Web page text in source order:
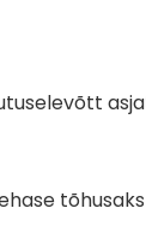
tõhusaks